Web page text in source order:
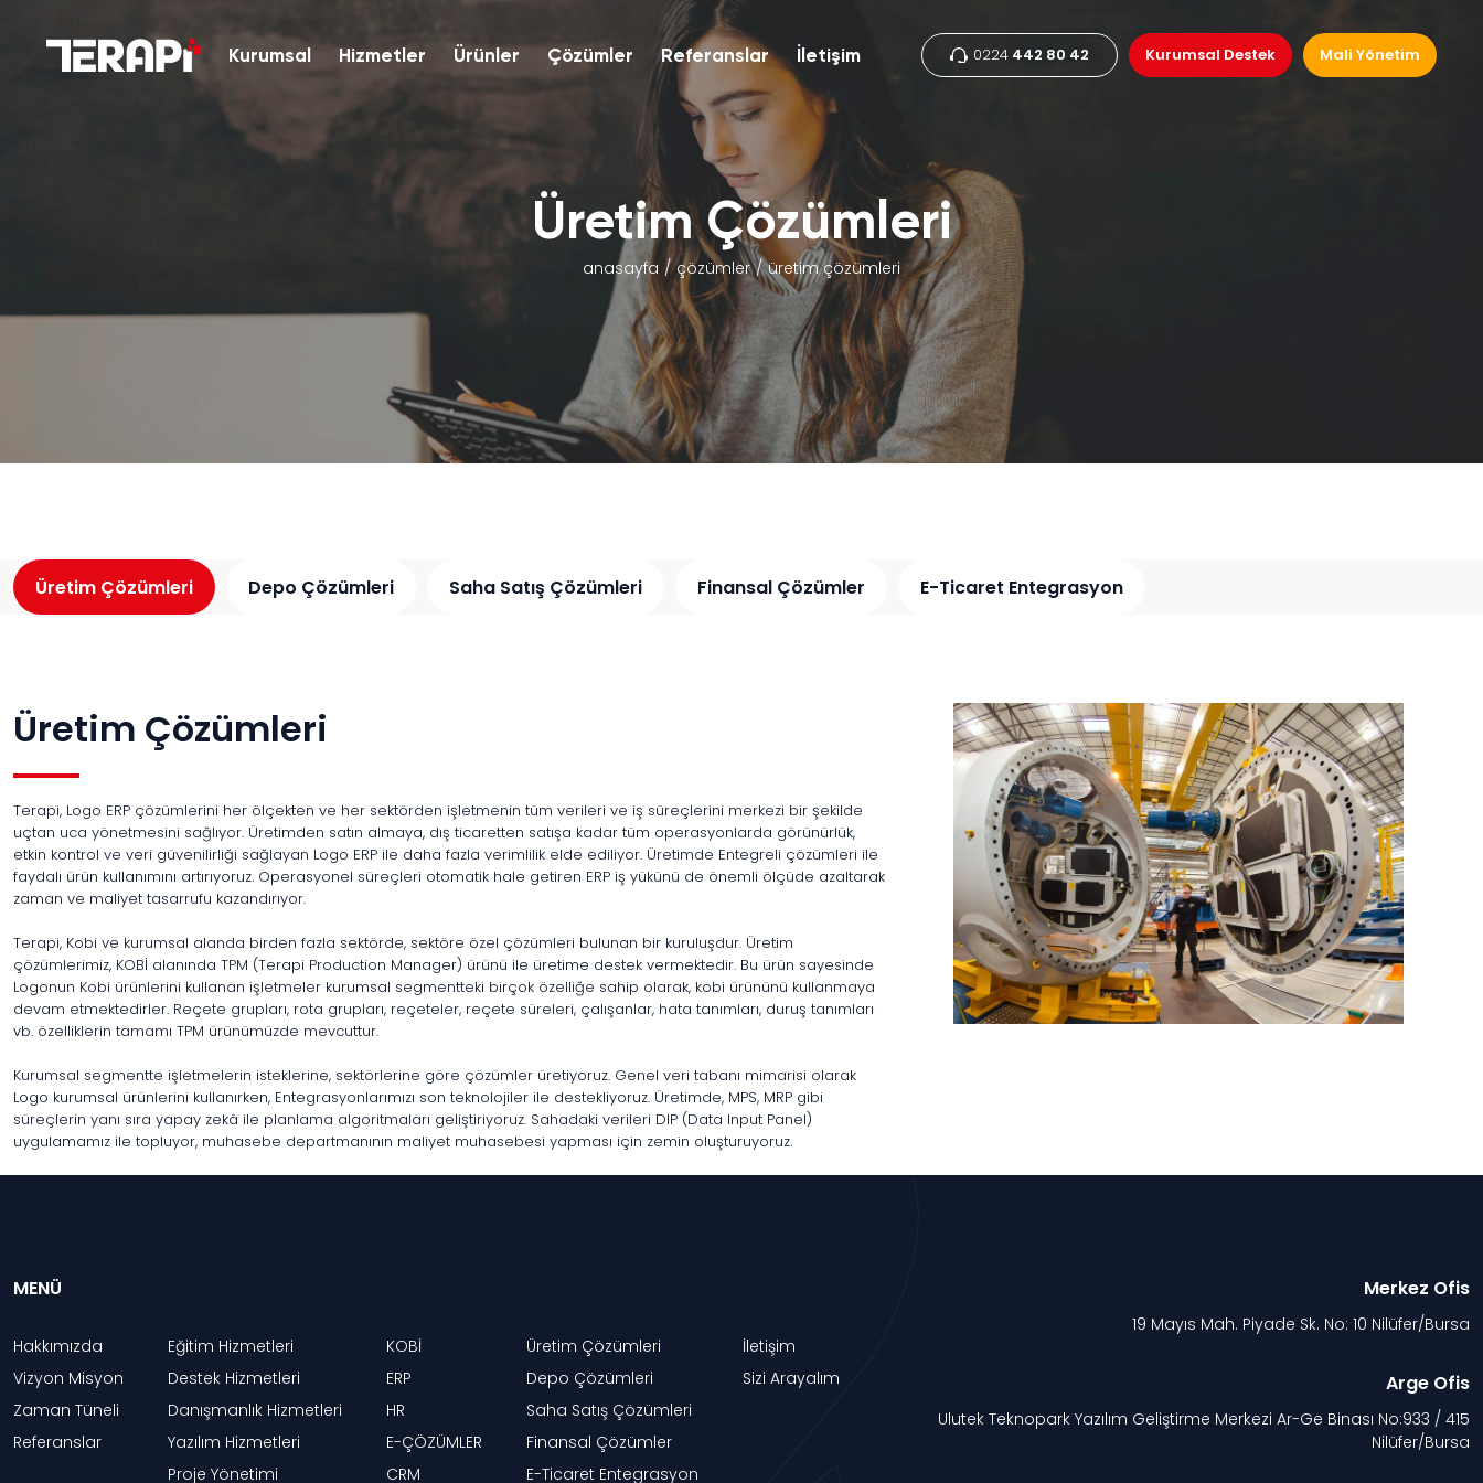
Kurumsal Hizmetler Ürünler Çözümler Referanslar İletişim 0224 442 80 42 Kurumsal Destek Mali Yönetim
Üretim Çözümleri
anasayfa çözümler üretim çözümleri
Üretim Çözümleri Depo Çözümleri Saha Satış Çözümleri Finansal Çözümler E-Ticaret Entegrasyon
Üretim Çözümleri
Terapi, Logo ERP çözümlerini her ölçekten ve her sektörden işletmenin tüm verileri ve iş süreçlerini merkezi bir şekilde
uçtan uca yönetmesini sağlıyor. Üretimden satın almaya, dış ticaretten satışa kadar tüm operasyonlarda görünürlük,
etkin kontrol ve veri güvenilirliği sağlayan Logo ERP ile daha fazla verimlilik elde ediliyor. Üretimde Entegreli çözümleri ile
faydalı ürün kullanımını artırıyoruz. Operasyonel süreçleri otomatik hale getiren ERP iş yükünü de önemli ölçüde azaltarak
zaman ve maliyet tasarrufu kazandırıyor.
Terapi, Kobi ve kurumsal alanda birden fazla sektörde, sektöre özel çözümleri bulunan bir kuruluşdur. Üretim
çözümlerimiz, KOBİ alanında TPM (Terapi Production Manager) ürünü ile üretime destek vermektedir. Bu ürün sayesinde
Logonun Kobi ürünlerini kullanan işletmeler kurumsal segmentteki birçok özelliğe sahip olarak, kobi ürününü kullanmaya
devam etmektedirler. Reçete grupları, rota grupları, reçeteler, reçete süreleri, çalışanlar, hata tanımları, duruş tanımları
vb. özelliklerin tamamı TPM ürünümüzde mevcuttur.
Kurumsal segmentte işletmelerin isteklerine, sektörlerine göre çözümler üretiyoruz. Genel veri tabanı mimarisi olarak
Logo kurumsal ürünlerini kullanırken, Entegrasyonlarımızı son teknolojiler ile destekliyoruz. Üretimde, MPS, MRP gibi
süreçlerin yanı sıra yapay zekâ ile planlama algoritmaları geliştiriyoruz. Sahadaki verileri DIP (Data Input Panel)
uygulamamız ile topluyor, muhasebe departmanının maliyet muhasebesi yapması için zemin oluşturuyoruz.
MENÜ
Hakkımızda
Vizyon Misyon
Zaman Tüneli
Referanslar
Eğitim Hizmetleri
Destek Hizmetleri
Danışmanlık Hizmetleri
Yazılım Hizmetleri
Proje Yönetimi
KOBİ
ERP
HR
E-ÇÖZÜMLER
CRM
Üretim Çözümleri
Depo Çözümleri
Saha Satış Çözümleri
Finansal Çözümler
E-Ticaret Entegrasyon
İletişim
Sizi Arayalım
Merkez Ofis
19 Mayıs Mah. Piyade Sk. No: 10 Nilüfer/Bursa
Arge Ofis
Ulutek Teknopark Yazılım Geliştirme Merkezi Ar-Ge Binası No:933 / 415
Nilüfer/Bursa